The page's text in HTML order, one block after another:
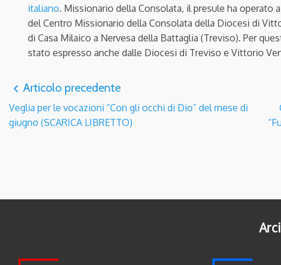
italiano. Missionario della Consolata, il presule ha operato
del Centro Missionario della Consolata della Diocesi di
di Casa Milaico a Nervesa della Battaglia (Treviso). Per
stato espresso anche dalle Diocesi di Treviso e Vittorio
navigate_before Articolo precedente
Veglia per le vocazioni “Con gli occhi di Dio” del mese di
giugno (SCARICA LIBRETTO)